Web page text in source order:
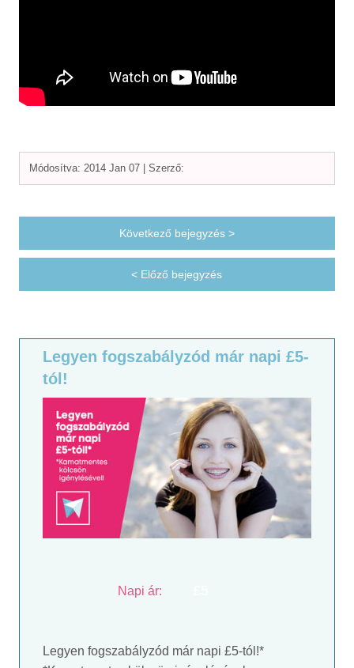
Módosítva: 2014 Jan 07 | Szerző:
Következő bejegyzés >
< Előző bejegyzés
Legyen fogszabályzód már napi £5-
tól!
Napi ár:
Legyen fogszabályzód már napi £5-tól!*